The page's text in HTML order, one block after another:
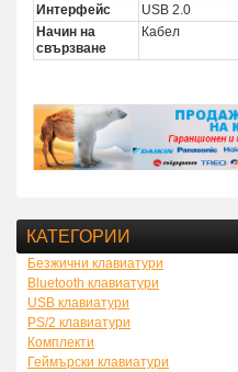
Интерфейс
USB 2.0
Начин на
свързване
Кабел
КАТЕГОРИИ
Безжични клавиатури
Bluetooth клавиатури
USB клавиатури
PS/2 клавиатури
Комплекти
Геймърски клавиатури